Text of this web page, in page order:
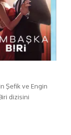
Şefik ve Engin
dizisini